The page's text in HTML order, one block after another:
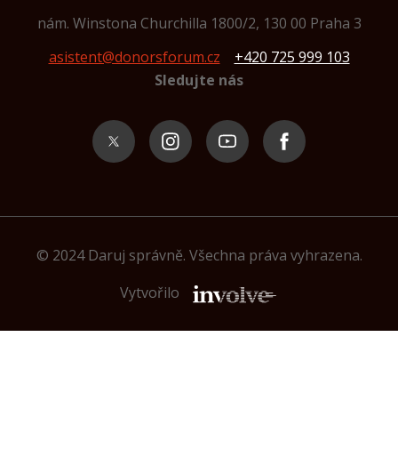
nám. Winstona Churchilla 1800/2, 130 00 Praha 3
asistent@donorsforum.cz
+420 725 999 103
Sledujte nás
© 2024 Daruj správně. Všechna práva vyhrazena.
Vytvořilo